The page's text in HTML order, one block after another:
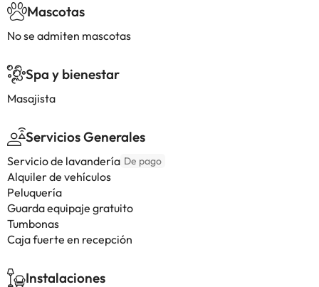
Mascotas
No se admiten mascotas
Spa y bienestar
Masajista
Servicios Generales
Servicio de lavandería De pago
Alquiler de vehículos
Peluquería
Guarda equipaje gratuito
Tumbonas
Caja fuerte en recepción
Instalaciones